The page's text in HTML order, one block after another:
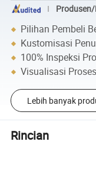
Pilihan Pembeli
Kustomisasi
100% Inspeksi
Visualisasi
Lebih banyak
Rincian